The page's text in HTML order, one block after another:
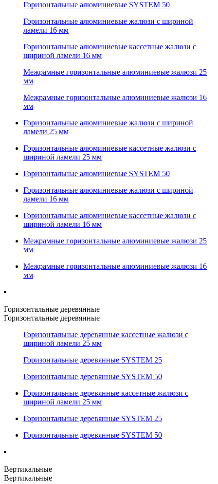
Горизонтальные алюминиевые SYSTEM 50
Горизонтальные алюминиевые жалюзи с шириной
ламели 16 мм
Горизонтальные алюминиевые кассетные жалюзи с
шириной ламели 16 мм
Межрамные горизонтальные алюминиевые жалюзи 25
мм
Межрамные горизонтальные алюминиевые жалюзи 16
мм
Горизонтальные алюминиевые жалюзи с шириной
ламели 25 мм
Горизонтальные алюминиевые кассетные жалюзи с
шириной ламели 25 мм
Горизонтальные алюминиевые SYSTEM 50
Горизонтальные алюминиевые жалюзи с шириной
ламели 16 мм
Горизонтальные алюминиевые кассетные жалюзи с
шириной ламели 16 мм
Межрамные горизонтальные алюминиевые жалюзи 25
мм
Межрамные горизонтальные алюминиевые жалюзи 16
мм
Горизонтальные деревянные
Горизонтальные деревянные
Горизонтальные деревянные кассетные жалюзи с
шириной ламели 25 мм
Горизонтальные деревянные SYSTEM 25
Горизонтальные деревянные SYSTEM 50
Горизонтальные деревянные кассетные жалюзи с
шириной ламели 25 мм
Горизонтальные деревянные SYSTEM 25
Горизонтальные деревянные SYSTEM 50
Вертикальные
Вертикальные